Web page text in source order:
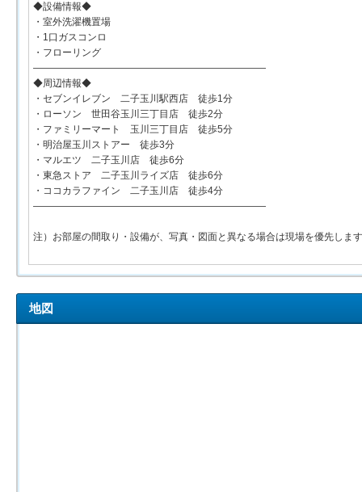
◆設備情報◆
・室外洗濯機置場
・1口ガスコンロ
・フローリング
――――――――――――――――――――――――
◆周辺情報◆
・セブンイレブン 二子玉川駅西店 徒歩1分
・ローソン 世田谷玉川三丁目店 徒歩2分
・ファミリーマート 玉川三丁目店 徒歩5分
・明治屋玉川ストアー 徒歩3分
・マルエツ 二子玉川店 徒歩6分
・東急ストア 二子玉川ライズ店 徒歩6分
・ココカラファイン 二子玉川店 徒歩4分
――――――――――――――――――――――――
注）お部屋の間取り・設備が、写真・図面と異なる場合は現場を優先しま
地図